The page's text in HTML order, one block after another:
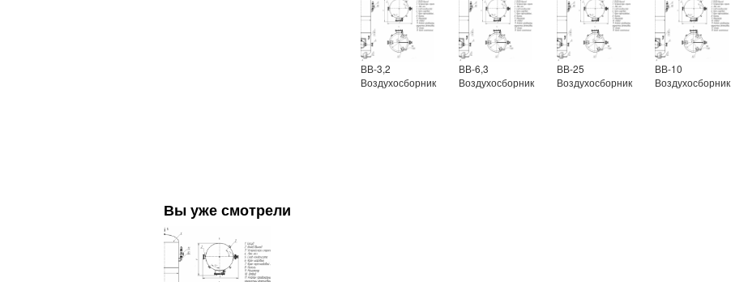
ВВ-3,2
Воздухосборник
ВВ-6,3
Воздухосборник
ВВ-25
Воздухосборник
ВВ-10
Воздухосборник
Вы уже смотрели